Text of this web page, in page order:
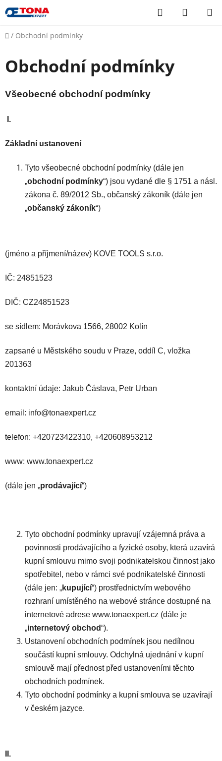
Přejít
na
obsah
Hledat
KOŠÍK
Domů
/ Obchodní podmínky
Obchodní podmínky
Všeobecné obchodní podmínky
I.
Základní ustanovení
Tyto všeobecné obchodní podmínky (dále jen
„obchodní podmínky“) jsou vydané dle § 1751 a násl.
zákona č. 89/2012 Sb., občanský zákoník (dále jen
„občanský zákoník“)
(jméno a příjmení/název) KOVE TOOLS s.r.o.
IČ: 24851523
DIČ: CZ24851523
se sídlem: Morávkova 1566, 28002 Kolín
zapsané u Městského soudu v Praze, oddíl C, vložka
201363
kontaktní údaje: Jakub Čáslava, Petr Urban
email: info@tonaexpert.cz
telefon: +420723422310, +420608953212
www: www.tonaexpert.cz
(dále jen „prodávající“)
Tyto obchodní podmínky upravují vzájemná práva a
povinnosti prodávajícího a fyzické osoby, která uzavírá
kupní smlouvu mimo svoji podnikatelskou činnost jako
spotřebitel, nebo v rámci své podnikatelské činnosti
(dále jen: „kupující“) prostřednictvím webového
rozhraní umístěného na webové stránce dostupné na
internetové adrese www.tonaexpert.cz (dále je
„internetový obchod“).
Ustanovení obchodních podmínek jsou nedílnou
součástí kupní smlouvy. Odchylná ujednání v kupní
smlouvě mají přednost před ustanoveními těchto
obchodních podmínek.
Tyto obchodní podmínky a kupní smlouva se uzavírají
v českém jazyce.
II.